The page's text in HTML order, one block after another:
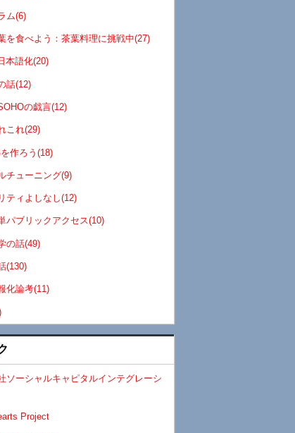
ム(6)
を食べよう：茶葉料理に挑戦中(27)
本語化(20)
話(12)
の戯言(12)
これ(29)
作ろう(18)
チューニング(9)
ティよしなし(12)
パブリックアクセス(10)
の話(49)
(130)
化論考(11)
ソーシャルキャピタルインテグレーシ
Project